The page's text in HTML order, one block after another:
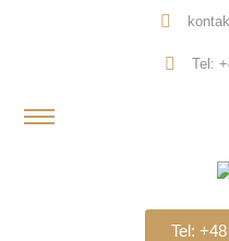
Tel:
Tel: